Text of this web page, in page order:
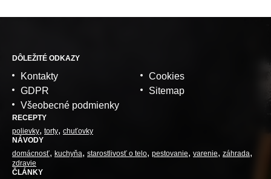
DÔLEŽITÉ ODKAZY
Kontakty
GDPR
Všeobecné podmienky
Cookies
Sitemap
RECEPTY
polievky torty chuťovky
NÁVODY
domácnosť
kuchyňa starostlivosť o telo pestovanie varenie
záhrada
zdravie
ČLÁNKY